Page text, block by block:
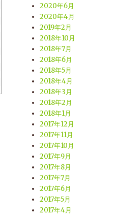
2020年6月
2020年4月
2019年2月
2018年10月
2018年7月
2018年6月
2018年5月
2018年4月
2018年3月
2018年2月
2018年1月
2017年12月
2017年11月
2017年10月
2017年9月
2017年8月
2017年7月
2017年6月
2017年5月
2017年4月